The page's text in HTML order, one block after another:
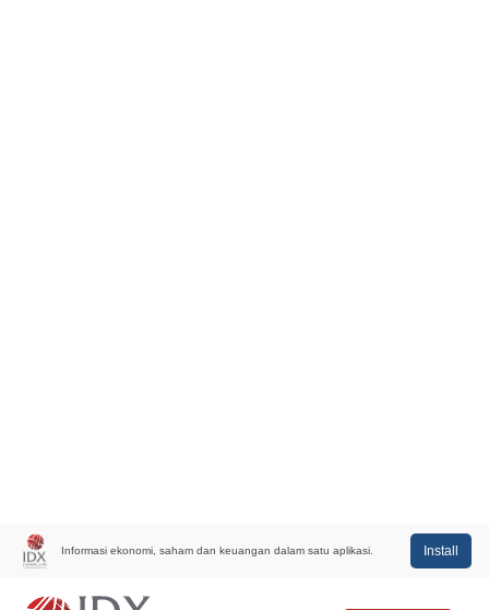
Informasi ekonomi, saham dan keuangan dalam satu aplikasi. Install